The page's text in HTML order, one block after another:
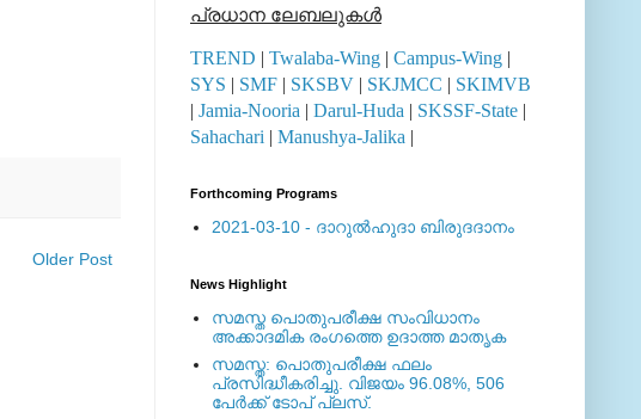
Older Post
പ്രധാന ലേബലുകള്‍
TREND | Twalaba-Wing | Campus-Wing |
SYS | SMF | SKSBV | SKJMCC | SKIMVB
| Jamia-Nooria | Darul-Huda | SKSSF-State |
Sahachari | Manushya-Jalika |
Forthcoming Programs
2021-03-10 - ദാറുല്‍ഹുദാ ബിരുദദാനം
News Highlight
സമസ്ത പൊതുപരീക്ഷ സംവിധാനം
അക്കാദമിക രംഗത്തെ ഉദാത്ത മാതൃക
സമസ്ത: പൊതുപരീക്ഷ ഫലം
പ്രസിദ്ധീകരിച്ചു. വിജയം 96.08%, 506
പേര്‍ക്ക് ടോപ് പ്ലസ്.